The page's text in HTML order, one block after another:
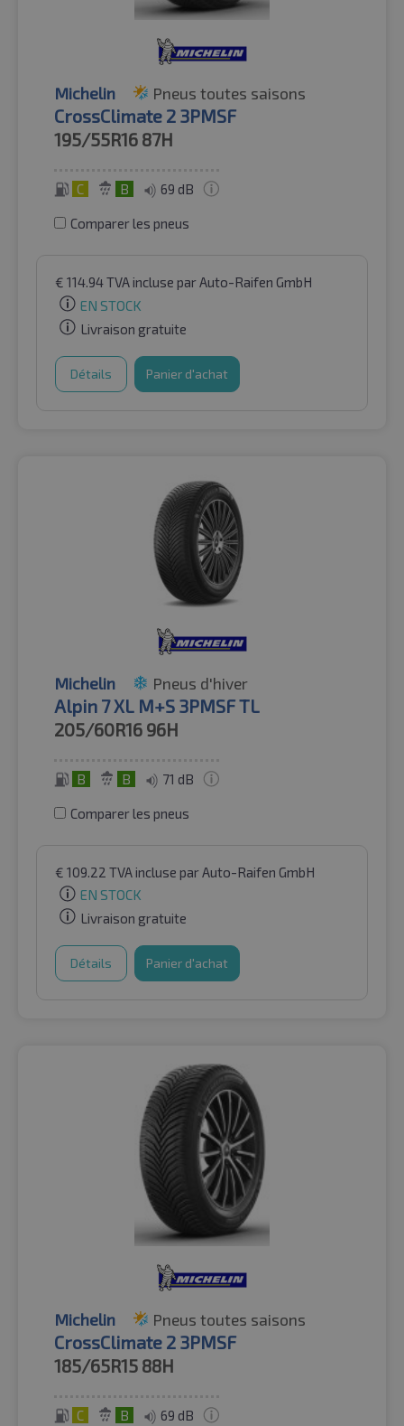
Michelin Pneus toutes saisons
CrossClimate 2 3PMSF
195/55R16 87H
C B 69 dB
Comparer les pneus
€ 114.94TVA incluse par Auto-Raifen GmbH
EN STOCK
Livraison gratuite
Détails Panier d'achat
Michelin Pneus d'hiver
Alpin 7 XL M+S 3PMSF TL
205/60R16 96H
B B 71 dB
Comparer les pneus
€ 109.22 TVA incluse par Auto-Raifen GmbH
EN STOCK
Livraison gratuite
Détails Panier d'achat
Michelin Pneus toutes saisons
CrossClimate 2 3PMSF
185/65R15 88H
C B 69 dB